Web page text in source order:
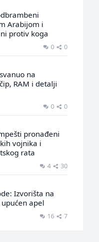
Arabijom i
protiv koga
0 0
na
RAM i detalji
0 0
pronađeni
vojnika i
rata
4 30
Izvorišta na
apel
16 7